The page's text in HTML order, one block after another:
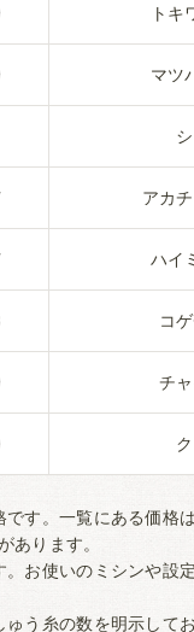
トキ
マツ
アカ
ハイ
コ
チ
す。一覧にある価格
あります。
お使いのミシンや設
う糸の数を明示して